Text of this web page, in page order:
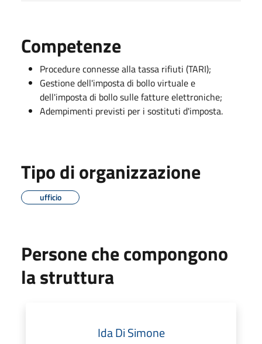
Competenze
Procedure connesse alla tassa rifiuti (TARI);
Gestione dell'imposta di bollo virtuale e
dell'imposta di bollo sulle fatture elettroniche;
Adempimenti previsti per i sostituti d'imposta.
Tipo di organizzazione
ufficio
Persone che compongono
la struttura
Ida Di Simone